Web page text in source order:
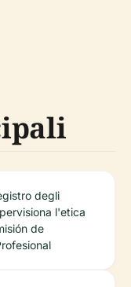
degli
l'etica
de